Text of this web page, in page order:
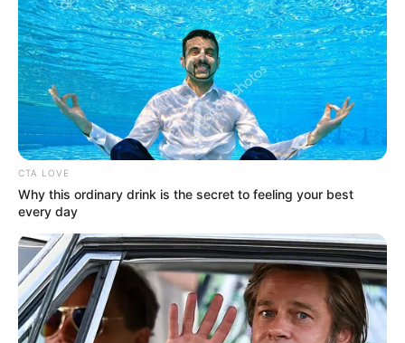
CTA LOVE
Why this ordinary drink is the secret to feeling your best
every day